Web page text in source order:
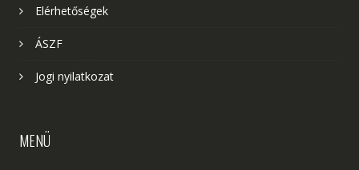
Elérhetőségek
ÁSZF
Jogi nyilatkozat
MENÜ